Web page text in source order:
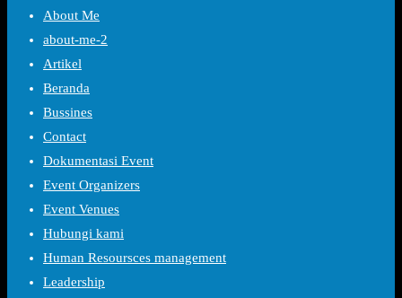
About Me
about-me-2
Artikel
Beranda
Bussines
Contact
Dokumentasi Event
Event Organizers
Event Venues
Hubungi kami
Human Resoursces management
Leadership